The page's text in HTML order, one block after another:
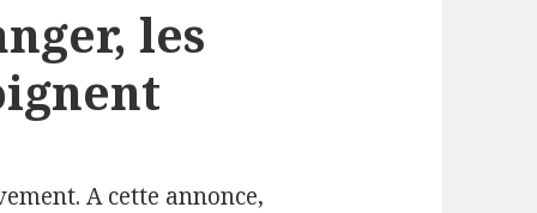
les
A cette annonce,